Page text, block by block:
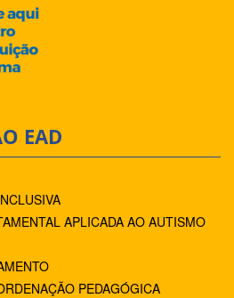
EAD
APLICADA AO AUTISMO
PEDAGÓGICA